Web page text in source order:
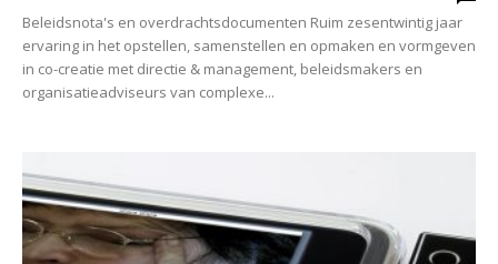
Beleidsnota's en overdrachtsdocumenten Ruim zesentwintig jaar
ervaring in het opstellen, samenstellen en opmaken en vormgeven
in co-creatie met directie & management, beleidsmakers en
organisatieadviseurs van complexe...